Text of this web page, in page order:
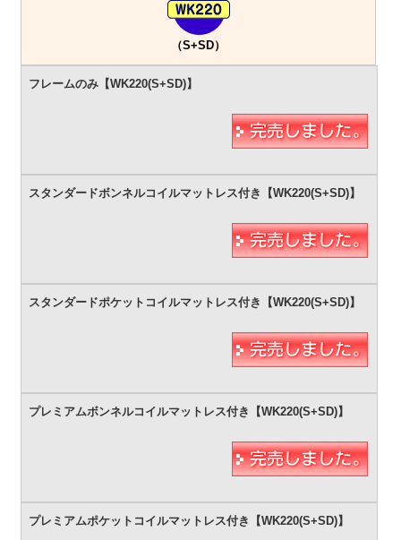
（S+SD）